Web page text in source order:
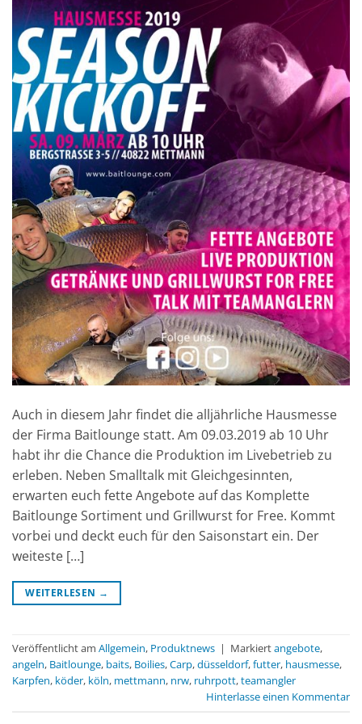
Auch in diesem Jahr findet die alljährliche Hausmesse
der Firma Baitlounge statt. Am 09.03.2019 ab 10 Uhr
habt ihr die Chance die Produktion im Livebetrieb zu
erleben. Neben Smalltalk mit Gleichgesinnten,
erwarten euch fette Angebote auf das Komplette
Baitlounge Sortiment und Grillwurst for Free. Kommt
vorbei und deckt euch für den Saisonstart ein. Der
weiteste […]
WEITERLESEN →
Veröffentlicht am Allgemein, Produktnews | Markiertangebote,
angeln, Baitlounge, baits, Boilies,Carp,düsseldorf,futter, hausmesse,
Karpfen, köder, köln, mettmann, nrw, ruhrpott,teamangler
Hinterlasse einen Kommentar